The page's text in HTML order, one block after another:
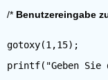
/* Benutzereingabe
gotoxy(1,15);
printf("Geben Sie